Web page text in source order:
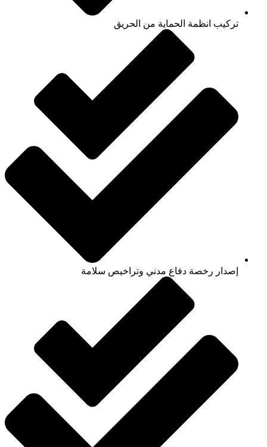
تركيب انظمة الحماية من الحريق
إصدار رخصة دفاع مدني وتراخيص سلامة